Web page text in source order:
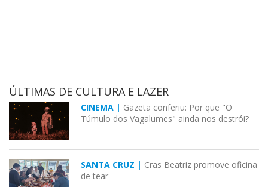
ÚLTIMAS DE CULTURA E LAZER
CINEMA | Gazeta conferiu: Por que "O
Túmulo dos Vagalumes" ainda nos destrói?
SANTA CRUZ | Cras Beatriz promove oficina
de tear